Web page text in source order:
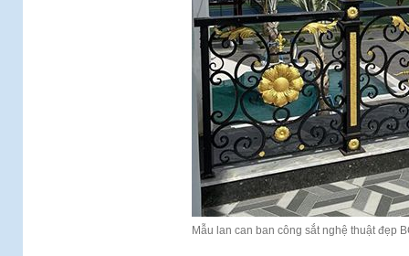
Mẫu lan can ban công sắt nghệ thuật đẹp